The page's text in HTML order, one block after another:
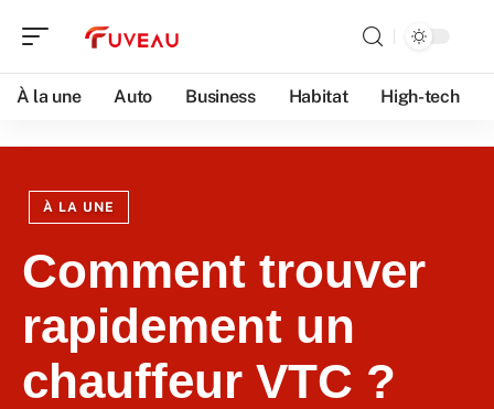
À la une Auto Business Habitat High-tech
À LA UNE
Comment trouver
rapidement un
chauffeur VTC ?